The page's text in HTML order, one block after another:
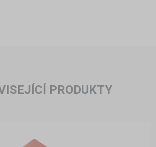
PRODUKTY